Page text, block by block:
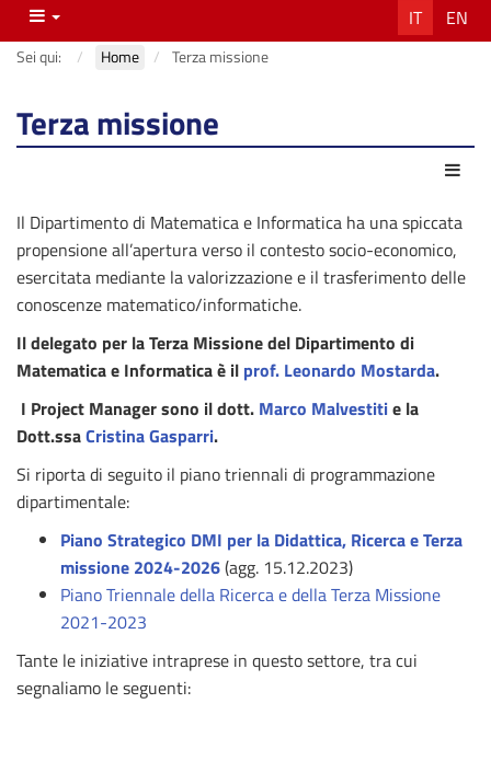
Menu IT EN
Sei qui: Home Terza missione
Terza missione
Il Dipartimento di Matematica e Informatica ha una spiccata
propensione all’apertura verso il contesto socio-economico,
esercitata mediante la valorizzazione e il trasferimento delle
conoscenze matematico/informatiche.
Il delegato per la Terza Missione del Dipartimento di
Matematica e Informatica è il prof. Leonardo Mostarda.
I Project Manager sono il dott. Marco Malvestitie la
Dott.ssaCristina Gasparri.
Si riporta di seguito il piano triennali di programmazione
dipartimentale:
Piano Strategico DMI per la Didattica, Ricerca e Terza
missione 2024-2026(agg. 15.12.2023)
Piano Triennale della Ricerca e della Terza Missione
2021-2023
Tante le iniziative intraprese in questo settore, tra cui
segnaliamo le seguenti: